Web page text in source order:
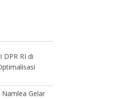
DPR RI di
Gelar